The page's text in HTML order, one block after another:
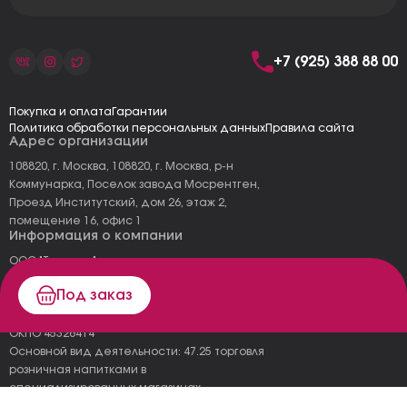
Под заказ
Адрес организации
108820, г. Москва, 108820, г. Москва, р-н
Коммунарка, Поселок завода Мосрентген,
Проезд Институтский, дом 26, этаж 2,
помещение 16, офис 1
Информация о компании
ООО "Тоскана"
ИНН: 7727177973
КПП: 775101001
ОГРН 1157746478120
ОКПО 45326414
Основной вид деятельности: 47.25 торговля
розничная напитками в
специализированных магазинах
+7 (925) 388 88 00
Покупка и оплата Гарантии
Политика обработки персональных данныхПравила сайта